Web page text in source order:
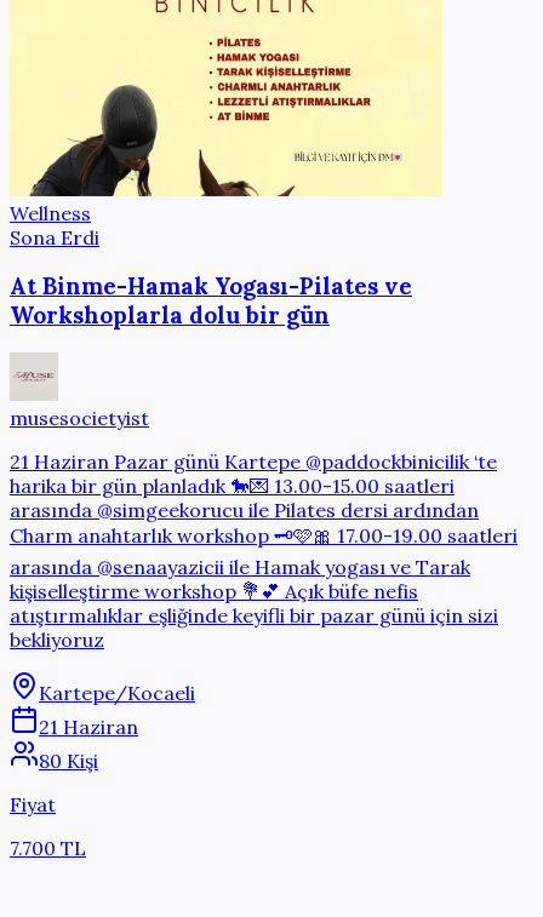
Wellness
Sona Erdi
At Binme-Hamak Yogası-Pilates ve
Workshoplarla dolu bir gün
musesocietyist
21 Haziran Pazar günü Kartepe @paddockbinicilik ‘te
harika bir gün planladık 🐎💌 13.00-15.00 saatleri
arasında @simgeekorucu ile Pilates dersi ardından
Charm anahtarlık workshop 🗝️🩷🎀 17.00-19.00 saatleri
arasında @senaayazicii ile Hamak yogası ve Tarak
kişiselleştirme workshop 💐💕 Açık büfe nefis
atıştırmalıklar eşliğinde keyifli bir pazar günü için sizi
bekliyoruz
Kartepe/Kocaeli
21 Haziran
80 Kişi
Fiyat
7.700 TL